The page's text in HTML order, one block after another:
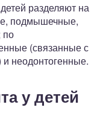
разделяют на
подмышечные,
по
(связанные с
и неодонтогенные.
у детей